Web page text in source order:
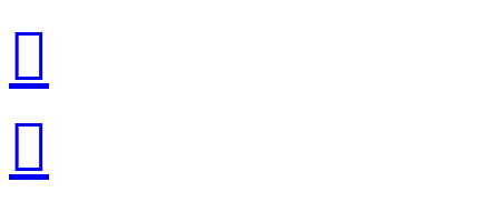

